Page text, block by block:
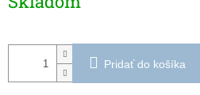
cena:
Pridať do košíka